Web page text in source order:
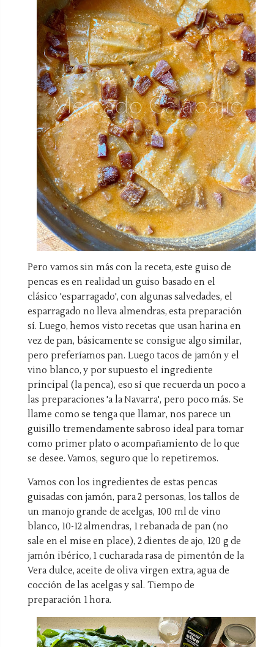
Pero vamos sin más con la receta, este guiso de
pencas es en realidad un guiso basado en el
clásico 'esparragado', con algunas salvedades, el
esparragado no lleva almendras, esta preparación
sí. Luego, hemos visto recetas que usan harina en
vez de pan, básicamente se consigue algo similar,
pero preferíamos pan. Luego tacos de jamón y el
vino blanco, y por supuesto el ingrediente
principal (la penca), eso sí que recuerda un poco a
las preparaciones 'a la Navarra', pero poco más. Se
llame como se tenga que llamar, nos parece un
guisillo tremendamente sabroso ideal para tomar
como primer plato o acompañamiento de lo que
se desee. Vamos, seguro que lo repetiremos.
Vamos con los ingredientes de estas pencas
guisadas con jamón, para 2 personas, los tallos de
un manojo grande de acelgas, 100 ml de vino
blanco, 10-12 almendras, 1 rebanada de pan (no
sale en el mise en place), 2 dientes de ajo, 120 g de
jamón ibérico, 1 cucharada rasa de pimentón de la
Vera dulce, aceite de oliva virgen extra, agua de
cocción de las acelgas y sal. Tiempo de
preparación 1 hora.